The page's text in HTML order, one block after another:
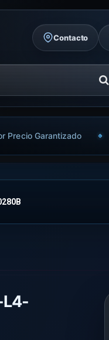
Contacto
Precio Garantizado
L4-